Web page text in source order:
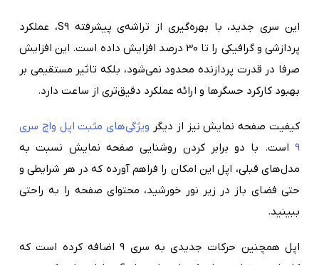
این سری جدید، با بهره‌گیری از تراشه‌ی پیشرفته S9، عملکرد
پردازشی و گرافیکی را تا 30 درصد افزایش داده است. این افزایش
صرفا در قدرت پردازنده محدود نمی‌شود، بلکه تاثیر مستقیمی بر
بهبود کارکرد حسگرها و ارائه عملکرد دقیق‌تری از ساعت دارد.
کیفیت صفحه نمایش نیز از دیگر ویژگی‌های مثبت اپل واچ سری
9 است. با دو برابر کردن روشنایی صفحه نمایش نسبت به
مدل‌های قبلی، اپل این امکان را فراهم آورده که در هر شرایطی و
حتی فضای باز در زیر نور خورشید، محتوای صفحه را به راحتی
ببینید.
اپل همچنین حرکات جدیدی به سری 9 اضافه کرده است که